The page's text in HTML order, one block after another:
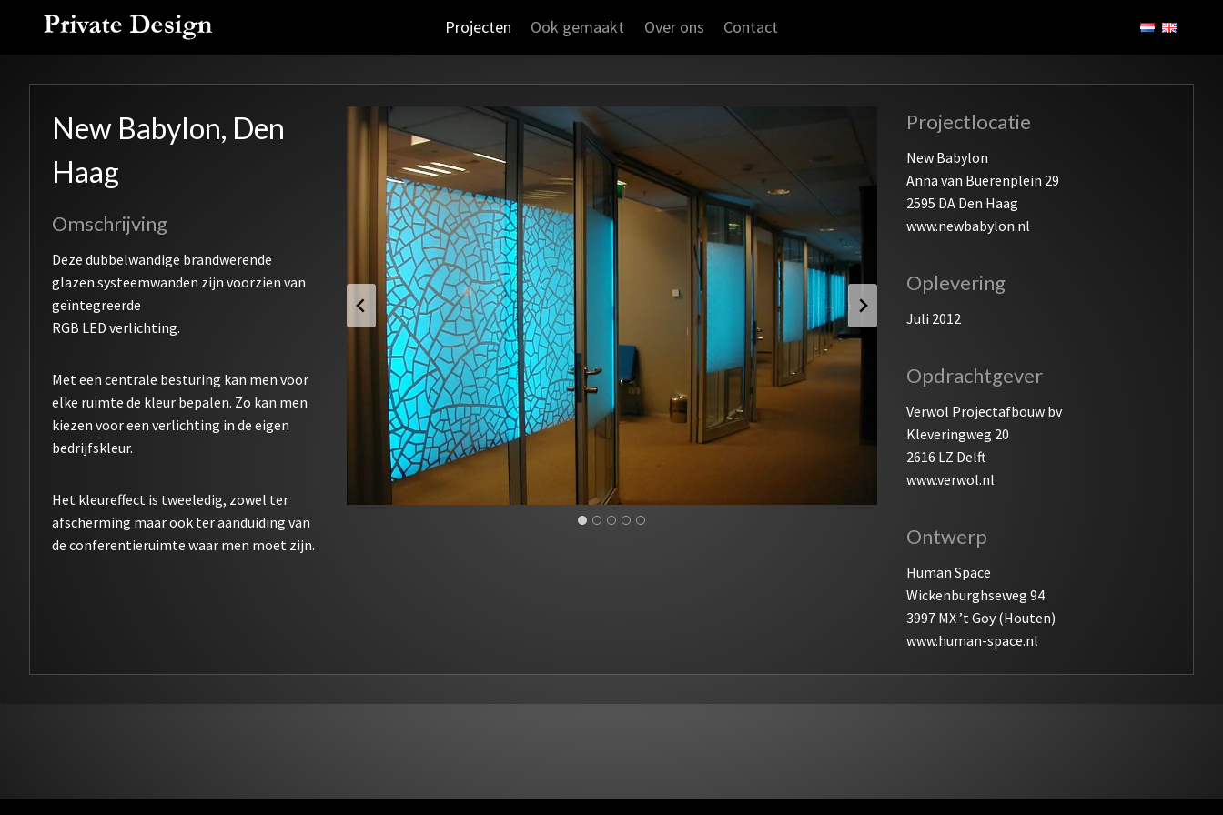
Doorgaan
Projecten Ook gemaakt Over ons Contact
New Babylon, Den
Haag
Omschrijving
Deze dubbelwandige brandwerende
glazen systeemwanden zijn voorzien van
geïntegreerde
RGB LED verlichting.
Met een centrale besturing kan men voor
elke ruimte de kleur bepalen. Zo kan men
kiezen voor een verlichting in de eigen
bedrijfskleur.
Het kleureffect is tweeledig, zowel ter
afscherming maar ook ter aanduiding van
de conferentieruimte waar men moet zijn.
Projectlocatie
New Babylon
Anna van Buerenplein 29
2595 DA Den Haag
www.newbabylon.nl
Oplevering
Juli 2012
Opdrachtgever
Verwol Projectafbouw bv
Kleveringweg 20
2616 LZ Delft
www.verwol.nl
Ontwerp
Human Space
Wickenburghseweg 94
3997 MX ’t Goy (Houten)
www.human-space.nl